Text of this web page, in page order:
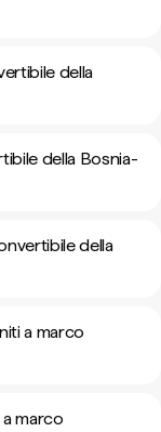
della
della Bosnia-
della
a marco
marco